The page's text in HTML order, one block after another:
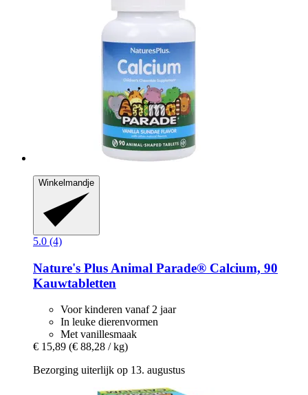
Winkelmandje
5.0 (4)
Nature's Plus Animal Parade® Calcium, 90
Kauwtabletten
Voor kinderen vanaf 2 jaar
In leuke dierenvormen
Met vanillesmaak
€ 15,89 (€ 88,28 / kg)
Bezorging uiterlijk op 13. augustus